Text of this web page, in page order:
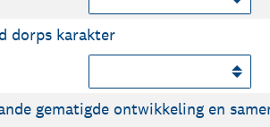
dorps karakter
gematigde ontwikkeling en